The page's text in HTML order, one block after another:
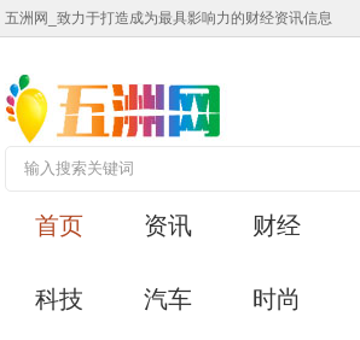
五洲网_致力于打造成为最具影响力的财经资讯信息
首页 资讯 财经
科技 汽车 时尚